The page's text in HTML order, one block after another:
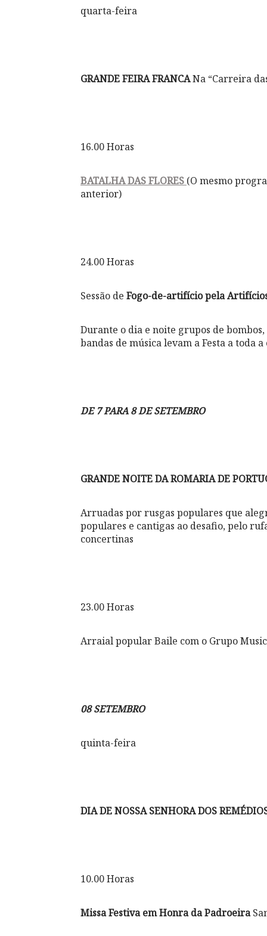
quarta-feira
GRANDE FEIRA FRANCANa “Carreira
16.00 Horas
BATALHA DAS FLORES (O mesmo
anterior)
24.00 Horas
Sessão de Fogo-de-artifício pela
Durante o dia e noite grupos de
bandas de música levam a Festa a toda
DE 7 PARA 8 DE SETEMBRO
GRANDE NOITE DA ROMARIA DE
Arruadas por rusgas populares que
populares e cantigas ao desafio, pelo
concertinas
23.00 Horas
Arraial popular Baile com o Grupo
08 SETEMBRO
quinta-feira
DIA DE NOSSA SENHORA DOS
10.00 Horas
Missa Festiva em Honra da Padroeira